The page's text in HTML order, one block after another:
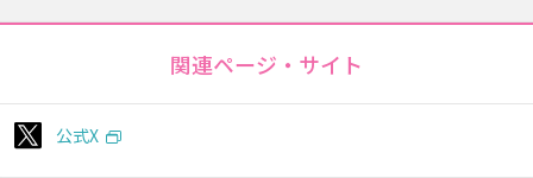
関連ページ・サイト
公式X